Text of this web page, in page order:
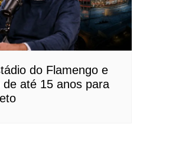
do Flamengo e
até 15 anos para